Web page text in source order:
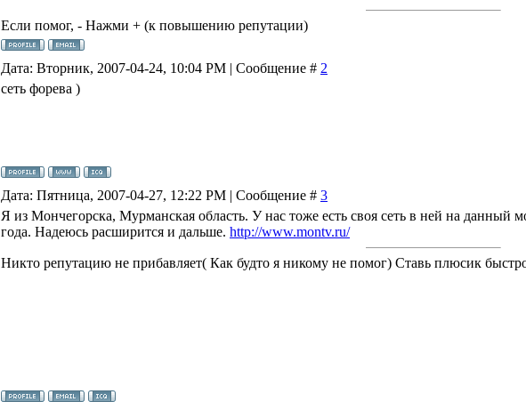
Если помог, - Нажми + (к повышению репутации)
Дата: Вторник, 2007-04-24, 10:04 PM | Сообщение # 2
сеть форева )
Дата: Пятница, 2007-04-27, 12:22 PM | Сообщение # 3
Я из Мончегорска, Мурманская область. У нас тоже есть своя сеть в ней на данный
года. Надеюсь расширится и дальше. http://www.montv.ru/
Никто репутацию не прибавляет( Как будто я никому не помог) Ставь плюсик